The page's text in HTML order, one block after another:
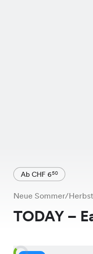
Ab CHF 650
Neue Sommer/
TODAY –